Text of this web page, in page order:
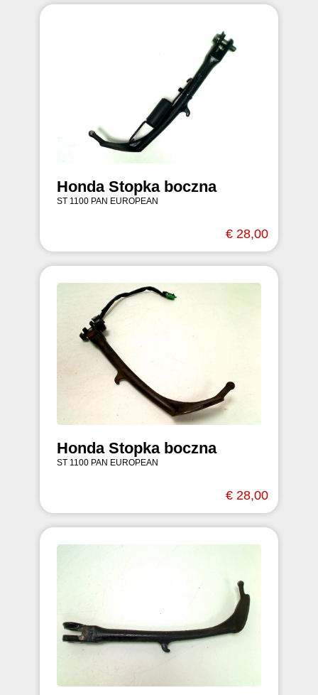
Honda Stopka boczna
ST 1100 PAN EUROPEAN
€ 28,00
Honda Stopka boczna
ST 1100 PAN EUROPEAN
€ 28,00